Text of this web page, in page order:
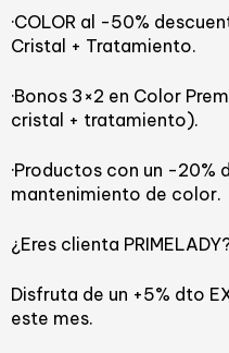
·COLOR al -50%
Cristal + Tratamiento.
·Bonos 3×2 en Color
cristal + tratamiento).
·Productos con un -20%
mantenimiento de color.
¿Eres clienta
Disfruta de un +5% dto
este mes.